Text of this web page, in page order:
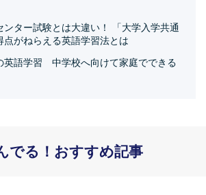
ンター試験とは大違い！ 「大学入学共通
点がねらえる英語学習法とは
英語学習 中学校へ向けて家庭でできる
でる！おすすめ記事